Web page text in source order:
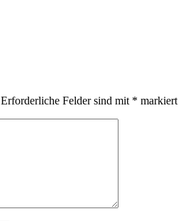
Erforderliche Felder sind mit * markiert